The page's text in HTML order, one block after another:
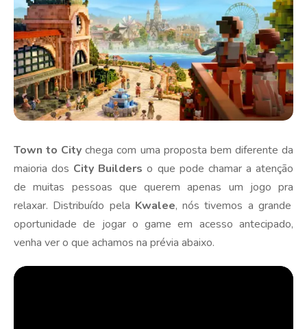
Townto City chega com uma proposta bem diferente da
maioria dos City Builders o que pode chamar a atenção
de muitas pessoas que querem apenas um jogo pra
relaxar. Distribuído pela Kwalee, nós tivemos a grande
oportunidade de jogar o game em acesso antecipado,
venha ver o que achamos na prévia abaixo.